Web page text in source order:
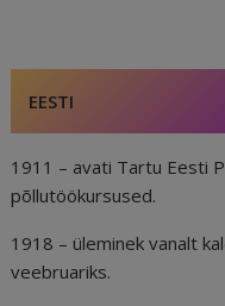
o
o
k
n
EESTI
1911 – avati Tartu Eesti
põllutöökursused.
1918 – üleminek vanalt
veebruariks.